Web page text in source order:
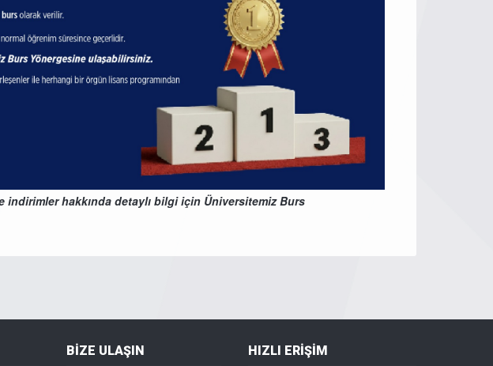
indirimler hakkında detaylı bilgi için Üniversitemiz Burs
BİZE ULAŞIN HIZLI ERİŞİM